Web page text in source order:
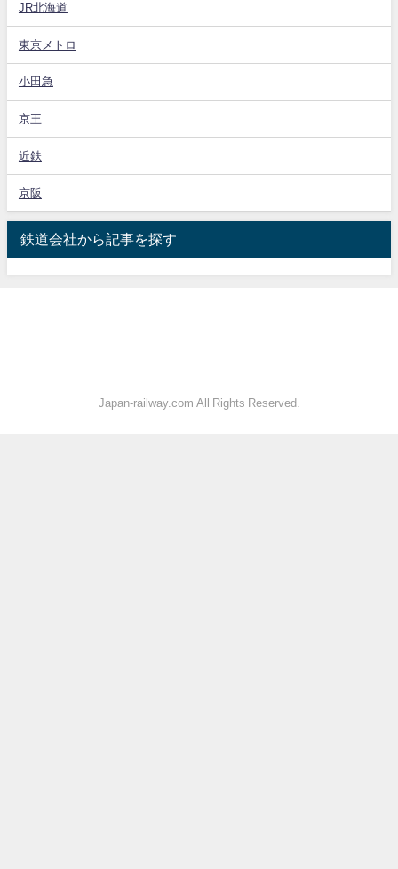
JR北海道
東京メトロ
小田急
京王
近鉄
京阪
鉄道会社から記事を探す
Japan-railway.com All Rights Reserved.